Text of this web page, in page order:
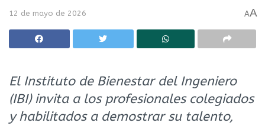
12 de mayo de 2026 AA
El Instituto de Bienestar del Ingeniero
(IBI) invita a los profesionales colegiados
y habilitados a demostrar su talento,